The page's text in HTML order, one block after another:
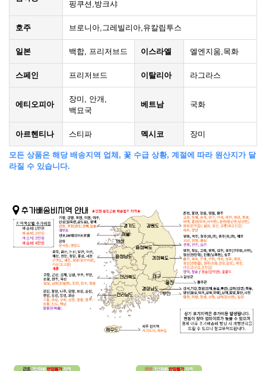
핑쿠션,방크샤
호주 브로니아,그레빌리아,유칼립투스
일본 백합, 프리저브드 이스라엘 엘엔지움,목화
스페인 프리저브드 이탈리아 라그라스
에티오피아
장미, 안개,
백묘국
베트남 국화
아르헨티나 스티파 멕시코 장미
모든 상품은 해당 배송지역 업체, 꽃 수급 상황, 계절에 따라 원산지가 달
라질 수 있습니다.